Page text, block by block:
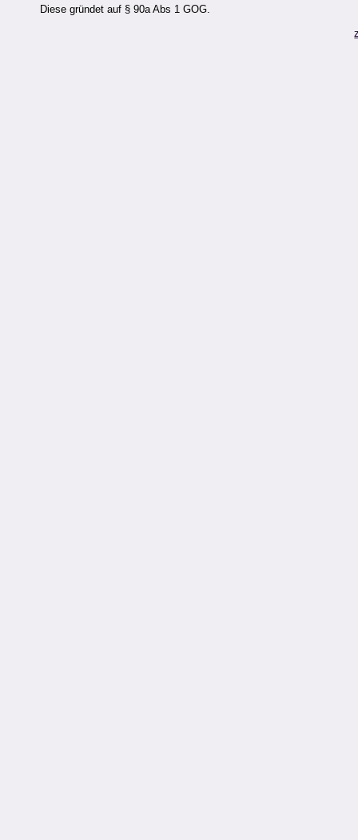
Diese gründet auf § 90a Abs 1 GOG.